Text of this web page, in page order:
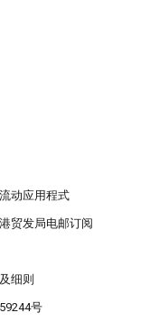
动应用程式
贸发局电邮订阅
细则
号